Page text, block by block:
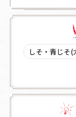
しそ・青じそ(